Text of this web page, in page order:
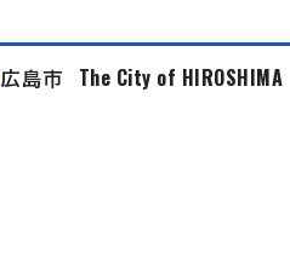
広島市 The City of HIROSHIMA